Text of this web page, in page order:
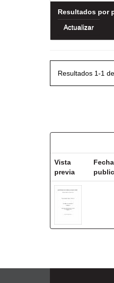
Resultados por
Resultados 1-1 de
Vista
previa